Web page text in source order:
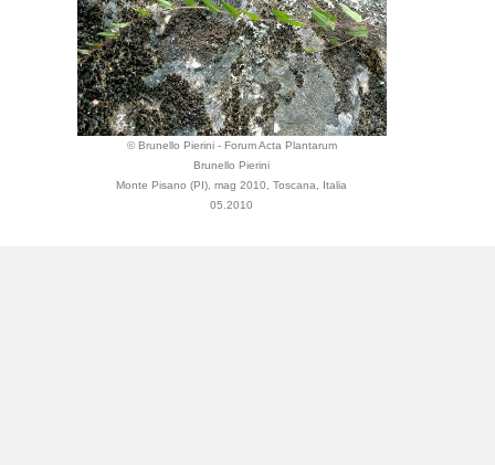
© Brunello Pierini - Forum Acta Plantarum
Brunello Pierini
Monte Pisano (PI), mag 2010, Toscana, Italia
05.2010